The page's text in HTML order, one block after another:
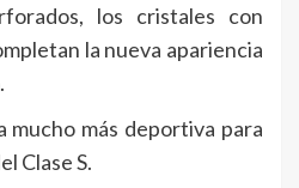
los cristales con
la nueva apariencia
mucho más deportiva para
Clase S.